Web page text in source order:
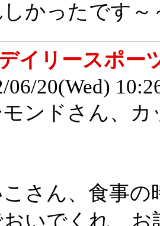
しかったです～
イリースポー
06/20(Wed)
モンドさん、
さん、食事
おいでくれ、